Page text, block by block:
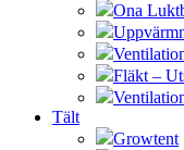
Ona
Fläkt –
Tält
Growtent